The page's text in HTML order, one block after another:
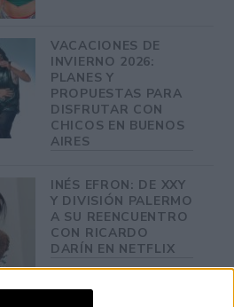
VACACIONES DE
INVIERNO 2026:
PLANES Y
PROPUESTAS PARA
DISFRUTAR CON
CHICOS EN BUENOS
AIRES
INÉS EFRON: DE XXY
Y DIVISIÓN PALERMO
A SU REENCUENTRO
CON RICARDO
DARÍN EN NETFLIX